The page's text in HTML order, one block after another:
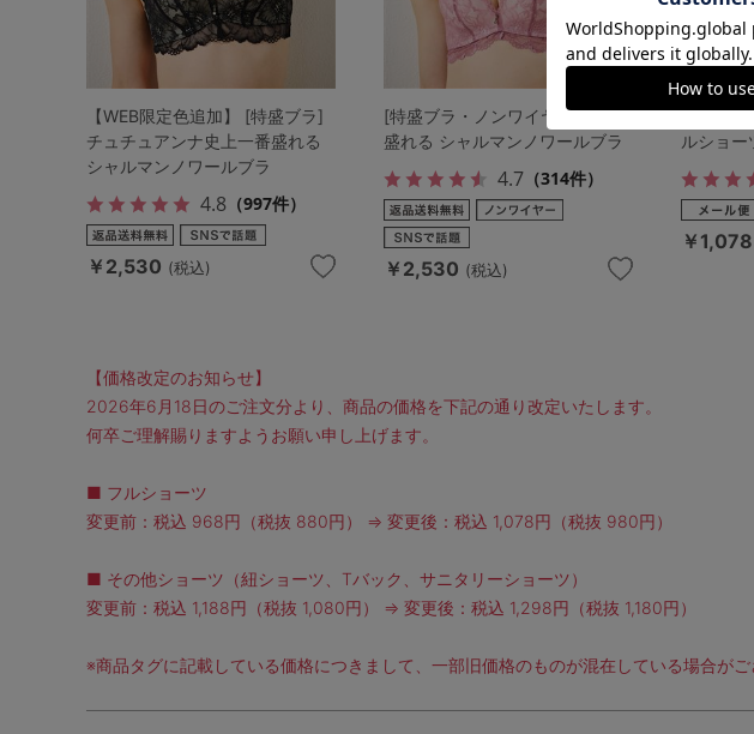
【WEB限定色追加】 [特盛ブラ]
チュチュアンナ史上一番盛れる
シャルマンノワールブラ
4.8 （997件）
￥2,530 (税込)
[特盛ブラ・ノンワイヤー]ラクに
盛れる シャルマンノワールブラ
4.7（314件）
￥2,530 (税込)
[特盛ブ
ルショー
￥1,078
【価格改定のお知らせ】
2026年6月18日のご注文分より、商品の価格を下記の通り改定いたします。
何卒ご理解賜りますようお願い申し上げます。
■ フルショーツ
変更前：税込 968円（税抜 880円） ⇒ 変更後：税込 1,078円（税抜 980円）
■ その他ショーツ（紐ショーツ、Tバック、サニタリーショーツ）
変更前：税込 1,188円（税抜 1,080円） ⇒ 変更後：税込 1,298円（税抜 1,180円）
※商品タグに記載している価格につきまして、一部旧価格のものが混在している場合が